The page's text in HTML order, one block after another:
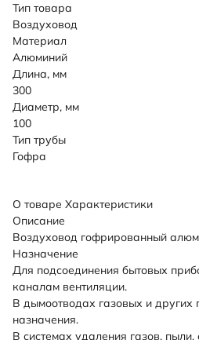
Тип товара
Воздуховод
Материал
Алюминий
Длина, мм
300
Диаметр, мм
100
Тип трубы
Гофра
О товаре Характеристики
Описание
Воздуховод гофрированный
Назначение
Для подсоединения бытовых
каналам вентиляции.
В дымоотводах газовых и других
назначения.
В системах удаления газов, пыли,